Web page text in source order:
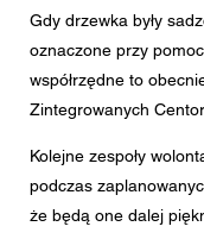
Gdy drzewka były
oznaczone przy
współrzędne to
Zintegrowanych Centor.
Kolejne zespoły
podczas
że będą one dalej